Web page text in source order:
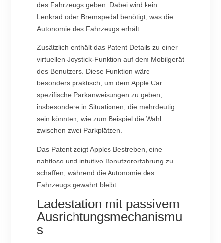
des Fahrzeugs geben. Dabei wird kein
Lenkrad oder Bremspedal benötigt, was die
Autonomie des Fahrzeugs erhält.
Zusätzlich enthält das Patent Details zu einer
virtuellen Joystick-Funktion auf dem Mobilgerät
des Benutzers. Diese Funktion wäre
besonders praktisch, um dem Apple Car
spezifische Parkanweisungen zu geben,
insbesondere in Situationen, die mehrdeutig
sein könnten, wie zum Beispiel die Wahl
zwischen zwei Parkplätzen.
Das Patent zeigt Apples Bestreben, eine
nahtlose und intuitive Benutzererfahrung zu
schaffen, während die Autonomie des
Fahrzeugs gewahrt bleibt.
Ladestation mit passivem
Ausrichtungsmechanismu
s